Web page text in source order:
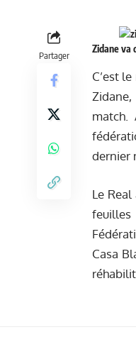
Partager
Zidane va
C’est
match.
dernier
Le
feuilles
Casa